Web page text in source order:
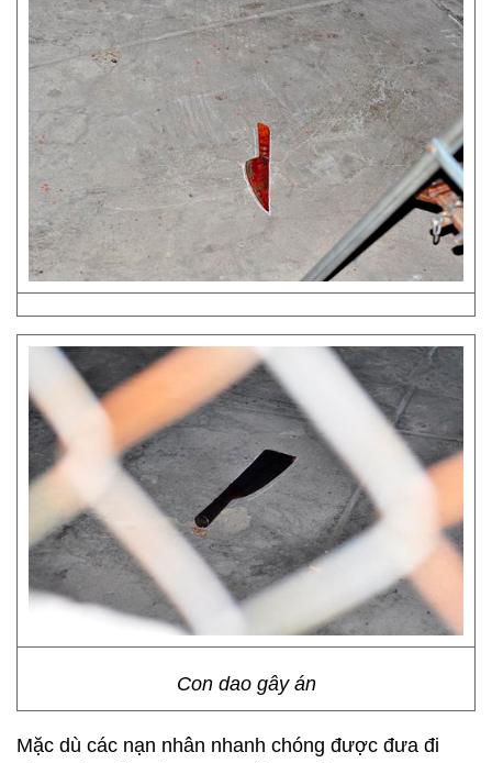
Con dao gây án
Mặc dù các nạn nhân nhanh chóng được đưa đi